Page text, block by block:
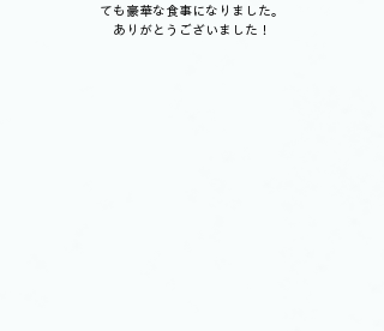
ても豪華な食事になりました。
ありがとうございました！